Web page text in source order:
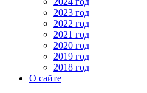
2023 год
2022 год
2021 год
2020 год
2019 год
2018 год
О сайте